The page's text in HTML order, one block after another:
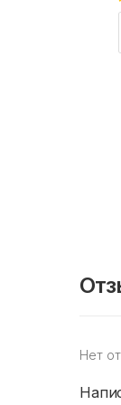
Нет